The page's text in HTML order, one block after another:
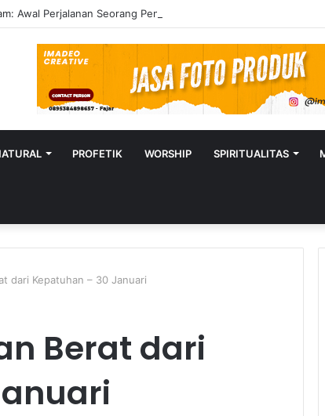
Awal Perjalanan Seorang Penginjil Dunia
PROFETIK WORSHIP SPIRITUALITAS
dari Kepatuhan – 30 Januari
Berat dari